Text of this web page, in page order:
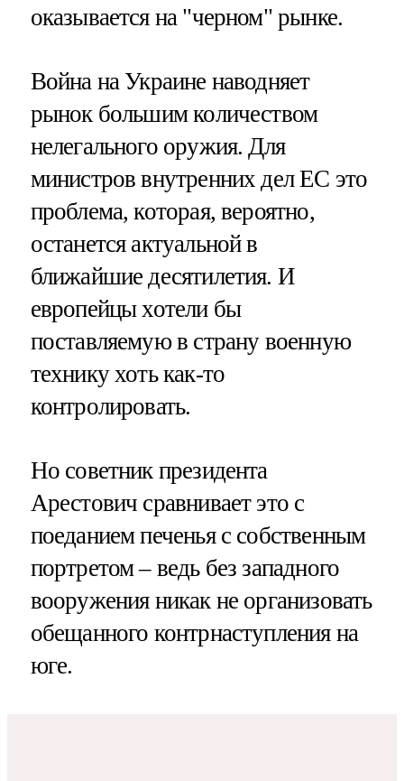
оказывается на "черном" рынке.
Война на Украине наводняет
рынок большим количеством
нелегального оружия. Для
министров внутренних дел ЕС это
проблема, которая, вероятно,
останется актуальной в
ближайшие десятилетия. И
европейцы хотели бы
поставляемую в страну военную
технику хоть как-то
контролировать.
Но советник президента
Арестович сравнивает это с
поеданием печенья с собственным
портретом – ведь без западного
вооружения никак не организовать
обещанного контрнаступления на
юге.